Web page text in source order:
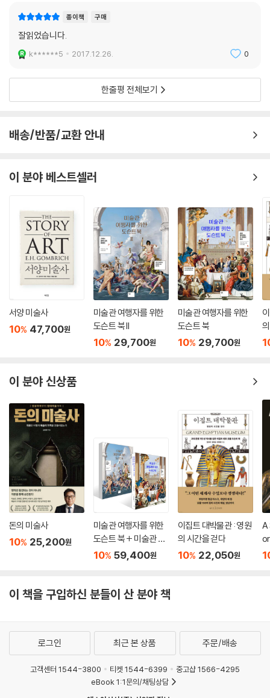
종이책 구매
잘읽었습니다.
k******5 2017.12.26. 0
한줄평 전체보기
배송/반품/교환 안내
이 분야 베스트셀러
서양 미술사
10% 47,700원
미술관 여행자를 위한
도슨트 북 II
10% 29,700원
미술관 여행자를 위한
도슨트 북
10% 29,700원
이 분야 신상품
돈의 미술사
10% 25,200원
미술관 여행자를 위한
도슨트 북 + 미술관 여
행자를 위한 도슨트 북 I
10% 59,400원
이집트 대박물관 : 영원
의 시간을 걷다
10% 22,050원
A
이 책을 구입하신 분들이 산 분야 책
로그인 최근 본 상품 주문/배송
고객센터 1544-3800 티켓 1544-6399
중고샵 1566-4295
eBook 1:1문의/채팅상담